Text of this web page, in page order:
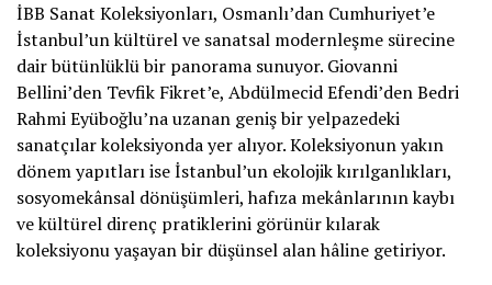
İBB Sanat Koleksiyonları, Osmanlı’dan Cumhuriyet’e
İstanbul’un kültürel ve sanatsal modernleşme sürecine
dair bütünlüklü bir panorama sunuyor. Giovanni
Bellini’den Tevfik Fikret’e, Abdülmecid Efendi’den Bedri
Rahmi Eyüboğlu’na uzanan geniş bir yelpazedeki
sanatçılar koleksiyonda yer alıyor. Koleksiyonun yakın
dönem yapıtları ise İstanbul’un ekolojik kırılganlıkları,
sosyomekânsal dönüşümleri, hafıza mekânlarının kaybı
ve kültürel direnç pratiklerini görünür kılarak
koleksiyonu yaşayan bir düşünsel alan hâline getiriyor.